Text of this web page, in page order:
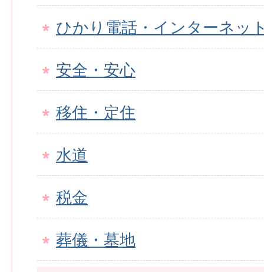
ひかり電話・インターネッ
安全・安心
移住・定住
水道
税金
葬儀・墓地